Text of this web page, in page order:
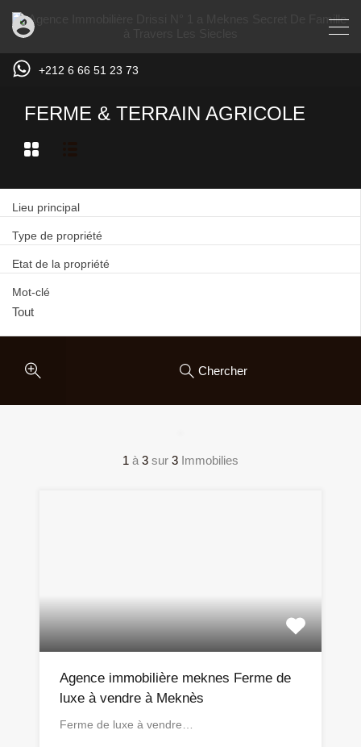
+212 6 66 51 23 73
FERME & TERRAIN AGRICOLE
Lieu principal
Type de propriété
Etat de la propriété
Mot-clé
Chercher
1 à 3 sur 3 Immobilies
Agence immobilière meknes Ferme de
luxe à vendre à Meknès
Ferme de luxe à vendre…